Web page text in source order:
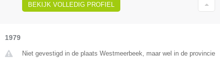
BEKIJK VOLLEDIG PROFIEL
1979
Niet gevestigd in de plaats Westmeerbeek, maar wel in de provincie